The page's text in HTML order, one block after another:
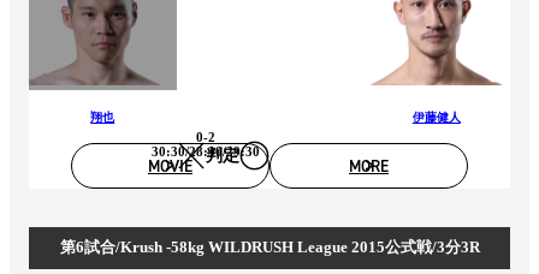
翔也
判定
0-2
30:30/28:30/29:30
伊藤健人
MOVIE MORE
第6試合/Krush -58kg WILDRUSH League 2015公式戦/3分3R